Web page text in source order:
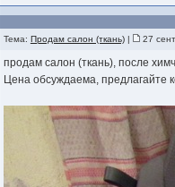
Тема: Продам салон (ткань)| 27
продам салон (ткань), после
Цена обсуждаема, предлагайте